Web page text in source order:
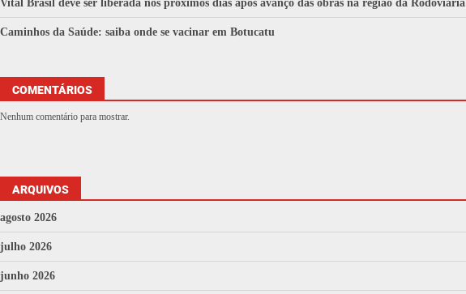
Vital Brasil deve ser liberada nos próximos dias após avanço das obras na região da Rodoviária
Caminhos da Saúde: saiba onde se vacinar em Botucatu
COMENTÁRIOS
Nenhum comentário para mostrar.
ARQUIVOS
agosto 2026
julho 2026
junho 2026